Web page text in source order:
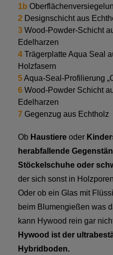
1b
2 Designschicht aus
3 Wood-Powder-Schicht
Edelharzen
4 Trägerplatte Aqua Seal
Holzfasern
5Aqua-Seal-Profilierung
6 Wood-Powder Schicht
Edelharzen
7 Gegenzug aus Echtholz
Ob Haustiere oder
herabfallende
Stöckelschuhe oder
der sich sonst in
Oder ob ein Glas mit
beim Blumengießen was
kann Hywood rein gar
Hywood ist der
Hybridboden.